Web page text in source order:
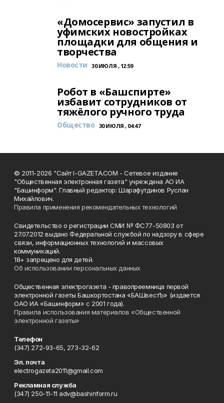
«Домосервис» запустил в
уфимских новостройках
площадки для общения и
творчества
Новости 30 ИЮЛЯ , 12:59
Робот в «Башспирте»
избавит сотрудников от
тяжёлого ручного труда
Общество 30 ИЮЛЯ , 04:47
© 2011-2026 "Сайт I-GAZETA.COM - Сетевое издание
"Общественная электронная газета" учреждена АО ИА
"Башинформ". Главный редактор: Шарафутдинов Руслан
Михайлович.
Правила применения рекомендательных технологий
Свидетельство о регистрации СМИ № ФС77-50803 от
27.07.2012 выдано Федеральной службой по надзору в сфере
связи, информационных технологий и массовых
коммуникаций.
18+ запрещено для детей.
Об использовании персональных данных
Общественная электрогазета - правопреемница первой
электронной газеты Башкортостана «БАШвестЪ» (издается
ОАО ИА «Башинформ» с 2001 года).
Правила использования материалов «Общественной
электронной газеты»
Телефон
(347) 272-93-65, 273-32-62
Эл. почта
electrogazeta2011@gmail.com
Рекламная служба
(347) 250-11-11 adv@bashinform.ru